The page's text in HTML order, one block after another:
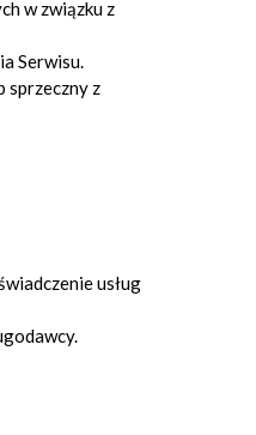
w związku z
Serwisu.
sprzeczny z
usług